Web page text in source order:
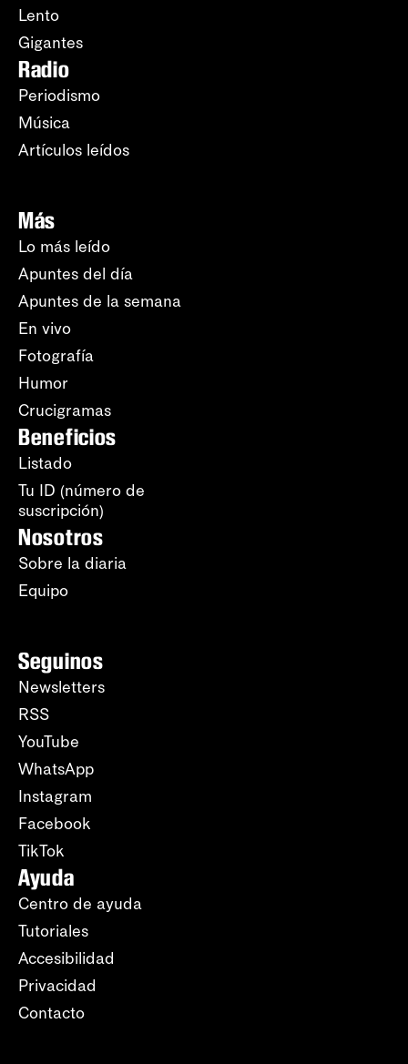
Lento
Gigantes
Radio
Periodismo
Música
Artículos leídos
Más
Lo más leído
Apuntes del día
Apuntes de la semana
En vivo
Fotografía
Humor
Crucigramas
Beneficios
Listado
Tu ID (número de
suscripción)
Nosotros
Sobre la diaria
Equipo
Seguinos
Newsletters
RSS
YouTube
WhatsApp
Instagram
Facebook
TikTok
Ayuda
Centro de ayuda
Tutoriales
Accesibilidad
Privacidad
Contacto